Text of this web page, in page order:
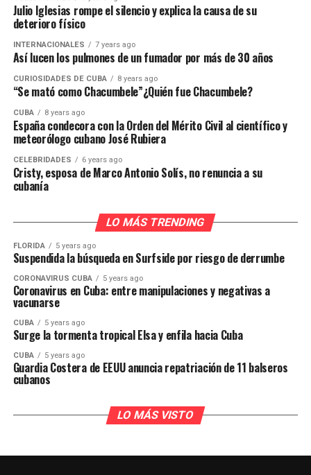
Julio Iglesias rompe el silencio y explica la causa de su
deterioro físico
INTERNACIONALES 7 years ago
Así lucen los pulmones de un fumador por más de 30 años
CURIOSIDADES DE CUBA 8 years ago
“Se mató como Chacumbele”¿Quién fue Chacumbele?
CUBA 8 years ago
España condecora con la Orden del Mérito Civil al científico y
meteorólogo cubano José Rubiera
CELEBRIDADES 6 years ago
Cristy, esposa de Marco Antonio Solís, no renuncia a su
cubanía
LO MÁS TRENDING
FLORIDA 5 years ago
Suspendida la búsqueda en Surfside por riesgo de derrumbe
CORONAVIRUS CUBA 5 years ago
Coronavirus en Cuba: entre manipulaciones y negativas a
vacunarse
CUBA 5 years ago
Surge la tormenta tropical Elsa y enfila hacia Cuba
CUBA 5 years ago
Guardia Costera de EEUU anuncia repatriación de 11 balseros
cubanos
LO MÁS VISTO